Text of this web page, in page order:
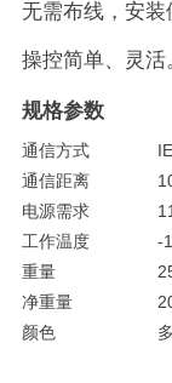
无需布线，安装
操控简单、灵活
规格参数
通信方式
通信距离 100m
电源需求
工作温度 -
重量
净重量
颜色 多种材